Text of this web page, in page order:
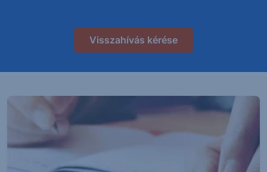
Visszahívás kérése